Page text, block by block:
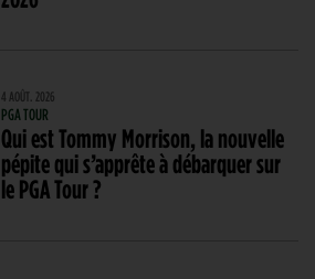
4 AOÛT. 2026
PGA TOUR
Qui est Tommy Morrison, la nouvelle
pépite qui s’apprête à débarquer sur
le PGA Tour ?